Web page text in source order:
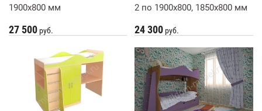
1900x800 мм
27 500 руб.
2 по 1900x800, 1850х800 мм
24 300 руб.